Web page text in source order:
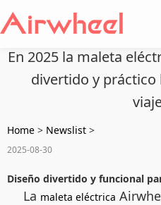
En 2025 la maleta
divertido y práctico
Home > Newslist >
2025-08-30
Diseño divertido y funcional
La maleta eléctrica